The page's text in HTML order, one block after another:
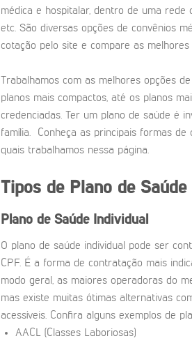
médica e hospitalar, dentro de uma rede
etc. São diversas opções de convênios
cotação pelo site e compare as
Trabalhamos com as melhores opções
planos mais compactos, até os planos
credenciadas. Ter um plano de saúde é
família. Conheça as principais formas
quais trabalhamos nessa página.
Tipos de Plano de Saúde
Plano de Saúde Individual
O plano de saúde individual pode ser
CPF. É a forma de contratação mais
modo geral, as maiores operadoras do
mas existe muitas ótimas alternativas
acessíveis. Confira alguns exemplos de
AACL (Classes Laboriosas)